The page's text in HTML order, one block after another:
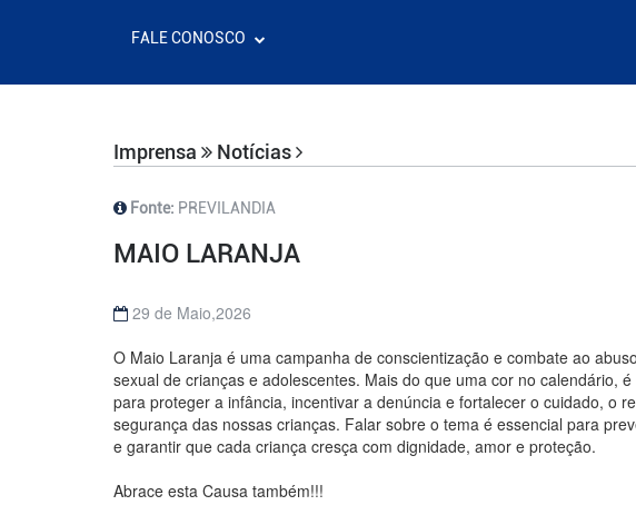
FALE CONOSCO
Imprensa Notícias
Fonte: PREVILANDIA
MAIO LARANJA
29 de Maio,2026
O Maio Laranja é uma campanha de conscientização e combate ao
sexual de crianças e adolescentes. Mais do que uma cor no calendário,
para proteger a infância, incentivar a denúncia e fortalecer o cuidado, o
segurança das nossas crianças. Falar sobre o tema é essencial para
e garantir que cada criança cresça com dignidade, amor e proteção.
Abrace esta Causa também!!!